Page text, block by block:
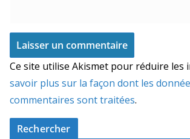
Ce site utilise Akismet pour réduire les
savoir plus sur la façon dont les
commentaires sont traitées.
Rechercher